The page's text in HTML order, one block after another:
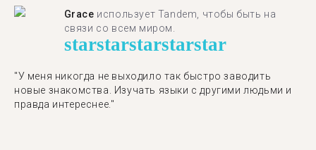
Grace использует Tandem, чтобы быть на
связи со всем миром.
starstarstarstarstar
"У меня никогда не выходило так быстро заводить
новые знакомства. Изучать языки с другими людьми и
правда интереснее."